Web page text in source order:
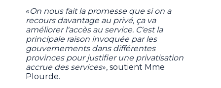
«On nous fait la promesse que si on a
recours davantage au privé, ça va
améliorer l'accès au service. C'est la
principale raison invoquée par les
gouvernements dans différentes
provinces pour justifier une privatisation
accrue des services», soutient Mme
Plourde.